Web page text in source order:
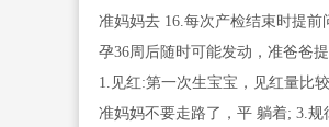
准妈妈去 16.每次产检结束时提
孕36周后随时可能发动，准爸爸
1.见红:第一次生宝宝，见红量比
准妈妈不要走路了，平 躺着; 3.